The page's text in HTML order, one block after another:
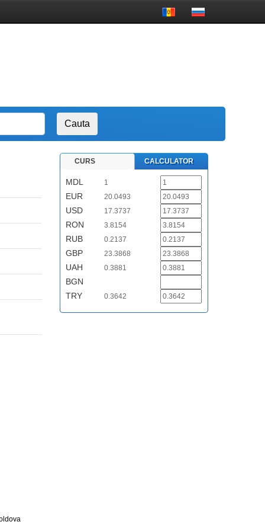
CURS CALCULATOR
MDL 1
EUR 20.0493
USD 17.3737
RON 3.8154
RUB 0.2137
GBP 23.3868
UAH 0.3881
BGN
TRY
0.3642